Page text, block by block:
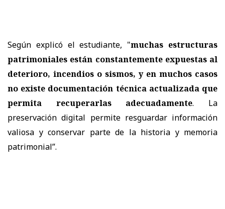
Según explicó el estudiante, "muchas estructuras
patrimoniales están constantemente expuestas al
deterioro, incendios o sismos, y en muchos casos
no existe documentación técnica actualizada que
permita recuperarlas adecuadamente. La
preservación digital permite resguardar información
valiosa y conservar parte de la historia y memoria
patrimonial”.